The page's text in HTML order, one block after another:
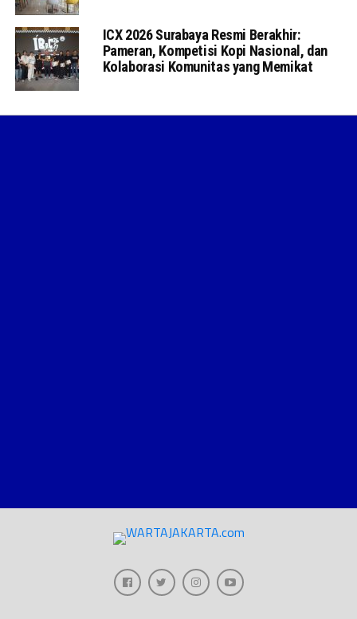
ICX 2026 Surabaya Resmi Berakhir:
Pameran, Kompetisi Kopi Nasional, dan
Kolaborasi Komunitas yang Memikat